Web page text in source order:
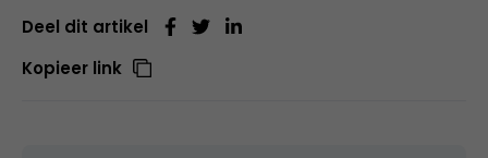
Deel dit artikel
Kopieer link